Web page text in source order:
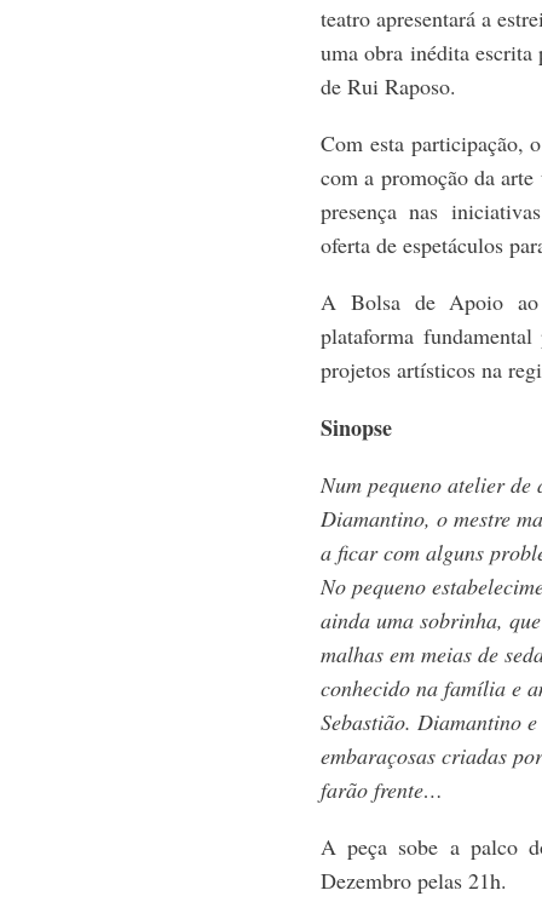
teatro apresentará a
uma obra inédita
de Rui Raposo.
Com esta participação,
com a promoção da
presença nas
oferta de espetáculos
A Bolsa de Apoio ao
plataforma
projetos artísticos na
Sinopse
Num pequeno atelier
Diamantino, o mestre
a ficar com alguns
No pequeno
ainda uma sobrinha,
malhas em meias de
conhecido na família e
Sebastião. Diamantino
embaraçosas criadas
farão frente…
A peça sobe a palco
Dezembro pelas 21h.